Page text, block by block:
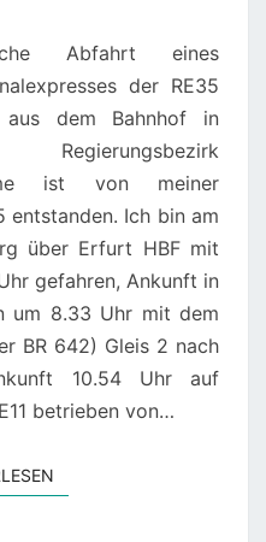
Abfahrt eines
der RE35
dem Bahnhof in
ist von meiner
entstanden. Ich bin am
über Erfurt HBF mit
gefahren, Ankunft in
um 8.33 Uhr mit dem
BR 642) Gleis 2 nach
10.54 Uhr auf
betrieben von…
WEITERLESEN